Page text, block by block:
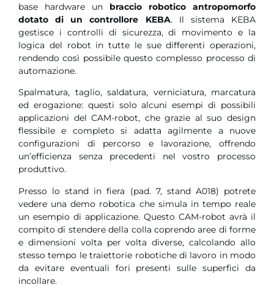
base hardware un braccio robotico antropomorfo
dotato di un controllore KEBA. Il sistema KEBA
gestisce i controlli di sicurezza, di movimento e la
logica del robot in tutte le sue differenti operazioni,
rendendo così possibile questo complesso processo di
automazione.
Spalmatura, taglio, saldatura, verniciatura, marcatura
ed erogazione: questi solo alcuni esempi di possibili
applicazioni del CAM-robot, che grazie al suo design
flessibile e completo si adatta agilmente a nuove
configurazioni di percorso e lavorazione, offrendo
un’efficienza senza precedenti nel vostro processo
produttivo.
Presso lo stand in fiera (pad. 7, stand A018) potrete
vedere una demo robotica che simula in tempo reale
un esempio di applicazione. Questo CAM-robot avrà il
compito di stendere della colla coprendo aree di forme
e dimensioni volta per volta diverse, calcolando allo
stesso tempo le traiettorie robotiche di lavoro in modo
da evitare eventuali fori presenti sulle superfici da
incollare.